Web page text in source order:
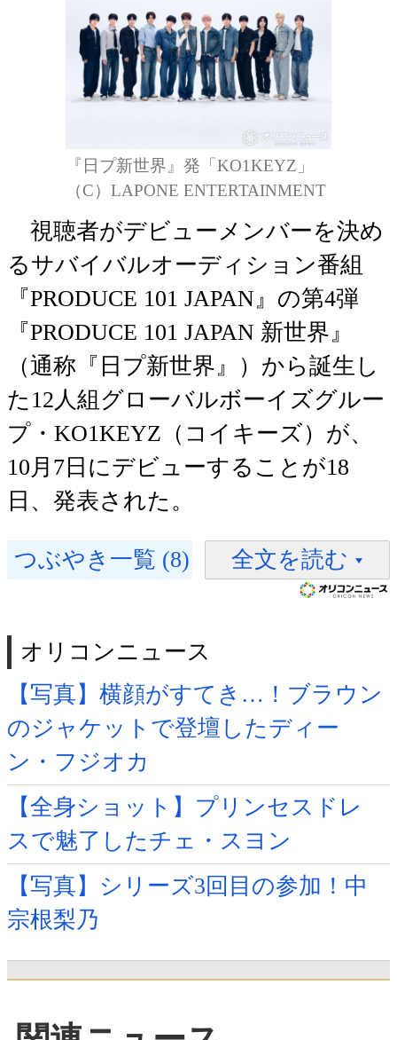
『日プ新世界』発「KO1KEYZ」
（C）LAPONE ENTERTAINMENT
視聴者がデビューメンバーを決め
るサバイバルオーディション番組
『PRODUCE 101 JAPAN』の第4弾
『PRODUCE 101 JAPAN 新世界』
（通称『日プ新世界』）から誕生し
た12人組グローバルボーイズグルー
プ・KO1KEYZ（コイキーズ）が、
10月7日にデビューすることが18
日、発表された。
つぶやき一覧 (8) 全文を読む
オリコンニュース
【写真】横顔がすてき…！ブラウン
のジャケットで登壇したディー
ン・フジオカ
【全身ショット】プリンセスドレ
スで魅了したチェ・スヨン
【写真】シリーズ3回目の参加！中
宗根梨乃